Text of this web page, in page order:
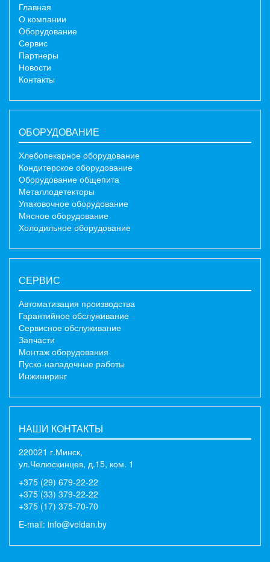
Главная
О компании
Оборудование
Сервис
Партнеры
Новости
Контакты
ОБОРУДОВАНИЕ
Хлебопекарное оборудование
Кондитерское оборудование
Оборудование общепита
Металлодетекторы
Упаковочное оборудование
Мясное оборудование
Холодильное оборудование
СЕРВИС
Автоматизация производства
Гарантийное обслуживание
Сервисное обслуживание
Запчасти
Монтаж оборудования
Пуско-наладочные работы
Инжиниринг
НАШИ КОНТАКТЫ
220021 г.Минск,
ул.Челюскинцев, д.15, ком. 1
+375 (29) 679-22-22
+375 (33) 379-22-22
+375 (17) 375-70-70
E-mail: info@veldan.by